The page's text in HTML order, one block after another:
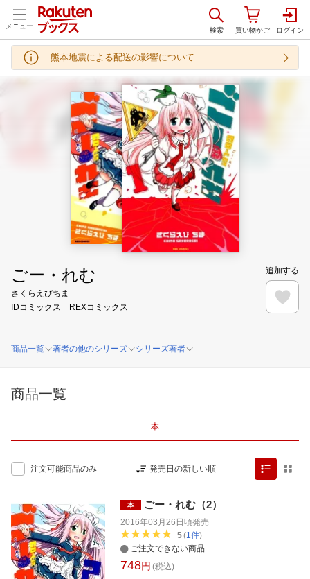
メニュー
熊本地震による配送の影響について
ごー・れむ
さくらえびちま
IDコミックス REXコミックス
追加する
商品一覧 著者の他のシリーズ シリーズ著者
商品一覧
本
注文可能商品のみ 発売日の新しい順
本 ごー・れむ（2）
2016年03月26日頃発売
5(1件)
ご注文できない商品
748円 (税込)